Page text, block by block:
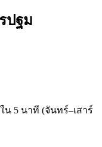
ปฐม
5 นาที (จันทร์–เสาร์